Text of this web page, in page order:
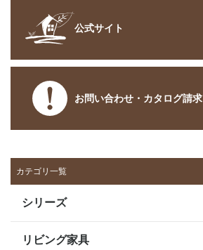
公式サイト
お問い合わせ・カタログ請求
カテゴリ一覧
シリーズ
リビング家具